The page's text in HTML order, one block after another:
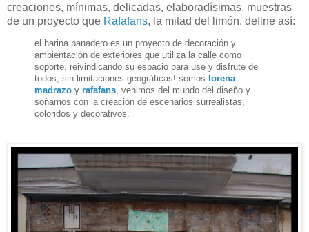
creaciones, mínimas, delicadas, elaboradísimas, muestras
de un proyecto que Rafafans, la mitad del limón, define así:
el harina panadero es un proyecto de decoración y
ambientación de exteriores que utiliza la calle como
soporte. reivindicando su espacio para use y disfrute de
todos, sin limitaciones geográficas! somos lorena
madrazo y rafafans, venimos del mundo del diseño y
soñamos con la creación de escenarios surrealistas,
coloridos y decorativos.